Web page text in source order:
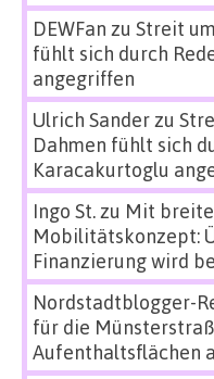
DEWFan zu Streit
fühlt sich durch
angegriffen
Ulrich Sanderzu
Dahmen fühlt sich
Karacakurtoglu
Ingo St.zu Mit
Mobilitätskonzept:
Finanzierung wird
Nordstadtblogger-
für die
Aufenthaltsflächen